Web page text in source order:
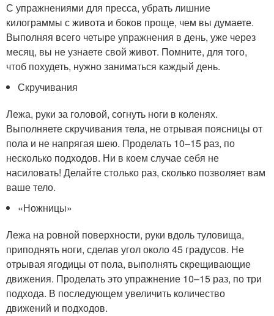
С упражнениями для пресса, убрать лишние
килограммы с живота и боков проще, чем вы думаете.
Выполняя всего четыре упражнения в день, уже через
месяц, вы не узнаете свой живот. Помните, для того,
чтоб похудеть, нужно заниматься каждый день.
Скручивания
Лежа, руки за головой, согнуть ноги в коленях.
Выполняете скручивания тела, не отрывая поясницы от
пола и не напрягая шею. Проделать 10–15 раз, по
несколько подходов. Ни в коем случае себя не
насиловать! Делайте столько раз, сколько позволяет вам
ваше тело.
«Ножницы»
Лежа на ровной поверхности, руки вдоль туловища,
приподнять ноги, сделав угол около 45 градусов. Не
отрывая ягодицы от пола, выполнять скрещивающие
движения. Проделать это упражнение 10–15 раз, по три
подхода. В последующем увеличить количество
движений и подходов.